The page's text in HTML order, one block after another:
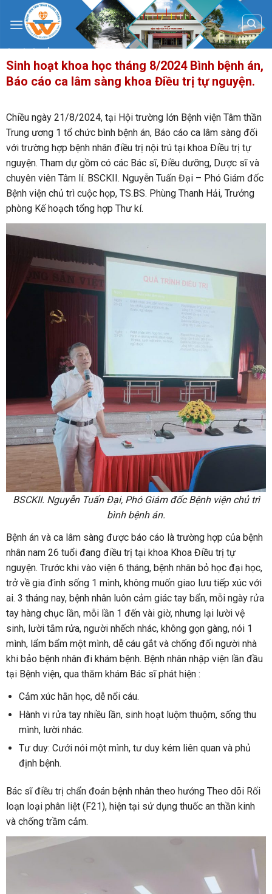
content
Sinh hoạt khoa học tháng 8/2024 Bình bệnh án,
Báo cáo ca lâm sàng khoa Điều trị tự nguyện.
Chiều ngày 21/8/2024, tại Hội trường lớn Bệnh viện Tâm thần
Trung ương 1 tổ chức bình bệnh án, Báo cáo ca lâm sàng đối
với trường hợp bệnh nhân điều trị nội trú tại khoa Điều trị tự
nguyện. Tham dự gồm có các Bác sĩ, Điều dưỡng, Dược sĩ và
chuyên viên Tâm lí. BSCKII. Nguyễn Tuấn Đại – Phó Giám đốc
Bệnh viện chủ trì cuộc họp, TS.BS. Phùng Thanh Hải, Trưởng
phòng Kế hoạch tổng hợp Thư kí.
BSCKII. Nguyễn Tuấn Đại, Phó Giám đốc Bệnh viện chủ trì
bình bệnh án.
Bệnh án và ca lâm sàng được báo cáo là trường hợp của bệnh
nhân nam 26 tuổi đang điều trị tại khoa Khoa Điều trị tự
nguyện. Trước khi vào viện 6 tháng, bệnh nhân bỏ học đại học,
trở về gia đình sống 1 mình, không muốn giao lưu tiếp xúc với
ai. 3 tháng nay, bệnh nhân luôn cảm giác tay bẩn, mỗi ngày rửa
tay hàng chục lần, mỗi lần 1 đến vài giờ, nhưng lại lười vệ
sinh, lười tắm rửa, người nhếch nhác, không gọn gàng, nói 1
mình, lẩm bẩm một mình, dễ cáu gắt và chống đối người nhà
khi bảo bệnh nhân đi khám bệnh. Bệnh nhân nhập viện lần đầu
tại Bệnh viện, qua thăm khám Bác sĩ phát hiện :
Cảm xúc hằn học, dễ nổi cáu.
Hành vi rửa tay nhiều lần, sinh hoạt luộm thuộm, sống thu
mình, lười nhác.
Tư duy: Cưới nói một mình, tư duy kém liên quan và phủ
định bệnh.
Bác sĩ điều trị chẩn đoán bệnh nhân theo hướng Theo dõi Rối
loạn loại phân liệt (F21), hiện tại sử dụng thuốc an thần kinh
và chống trầm cảm.